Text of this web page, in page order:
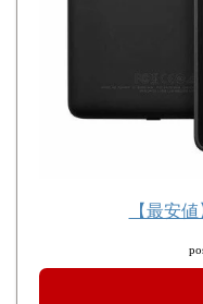
【最安